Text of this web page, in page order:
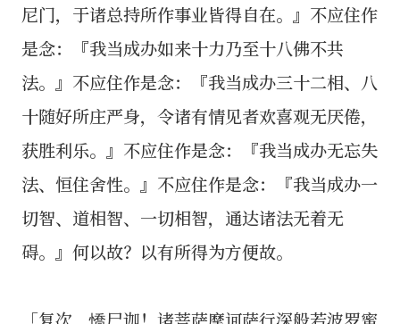
尼门，于诸总持所作事业皆得自在。』不应住作
是念：『我当成办如来十力乃至十八佛不共
法。』不应住作是念：『我当成办三十二相、八
十随好所庄严身，令诸有情见者欢喜观无厌倦，
获胜利乐。』不应住作是念：『我当成办无忘失
法、恒住舍性。』不应住作是念：『我当成办一
切智、道相智、一切相智，通达诸法无着无
碍。』何以故？以有所得为方便故。
「复次，憍尸迦！诸菩萨摩诃萨行深般若波罗蜜